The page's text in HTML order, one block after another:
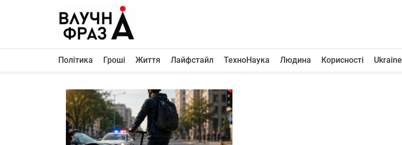
Політика
Життя
Лайфстайл
ТехноНаука
Політика Гроші Життя Лайфстайл ТехноНаука Людина Корисності Ukraine